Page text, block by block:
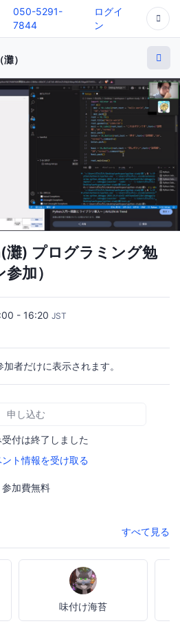
050-5291-
7844
ログイ
ン
）
) プログラミング勉
加）
- 16:20 JST
加者だけに表示されます。
申し込む
付は終了しました
ト情報を受け取る
参加費無料
すべて見る
味付け海苔